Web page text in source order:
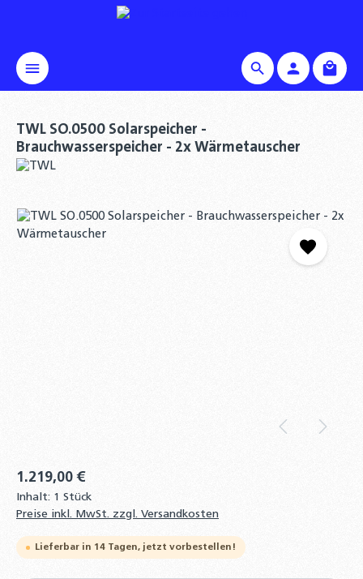
TWL SO.0500 Solarspeicher -
Brauchwasserspeicher - 2x Wärmetauscher
Bildergalerie überspringen
1.219,00 €
Inhalt: 1 Stück
Preise inkl. MwSt. zzgl. Versandkosten
Lieferbar in 14 Tagen, jetzt vorbestellen!